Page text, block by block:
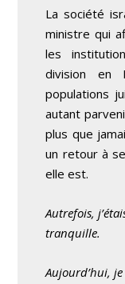
La société
ministre qui
les
division
populations
autant
plus que
un retour à
elle est.
Autrefois,
tranquille.
Aujourd’hui,